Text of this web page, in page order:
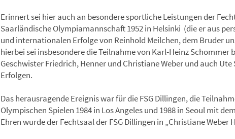
Erinnert sei hier auch an besondere sportliche Leistungen der
Saarländische Olympiamannschaft 1952 in Helsinki (die er aus
und internationalen Erfolge von Reinhold Meilchen, dem Bruder
hierbei sei insbesondere die Teilnahme von Karl-Heinz
Geschwister Friedrich, Henner und Christiane Weber und auch
Erfolgen.
Das herausragende Ereignis war für die FSG Dillingen, die
Olympischen Spielen 1984 in Los Angeles und 1988 in Seoul mit
Ehren wurde der Fechtsaal der FSG Dillingen in „Christiane Weber